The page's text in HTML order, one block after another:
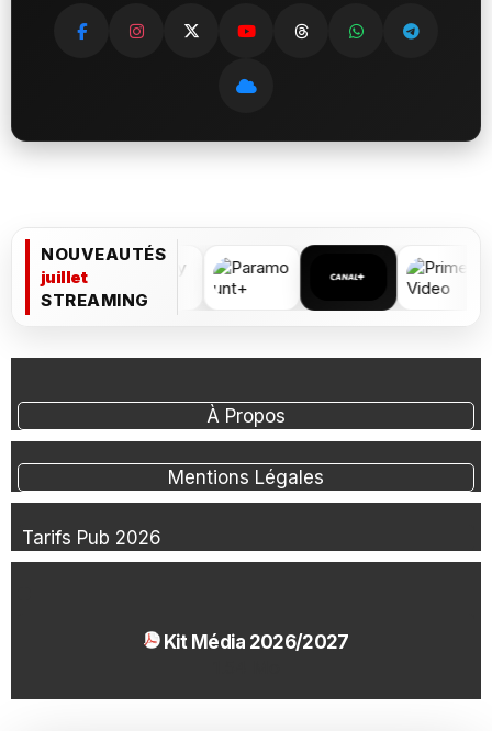
NOUVEAUTÉS
juillet
STREAMING
À Propos
Mentions Légales
Tarifs Pub 2026
Kit Média 2026/2027